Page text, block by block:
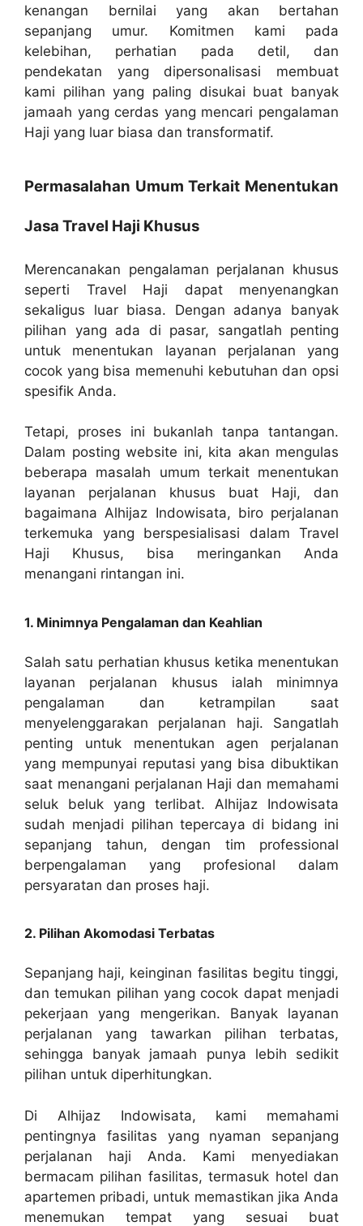
kenangan bernilai yang akan bertahan
sepanjang umur. Komitmen kami pada
kelebihan, perhatian pada detil, dan
pendekatan yang dipersonalisasi membuat
kami pilihan yang paling disukai buat banyak
jamaah yang cerdas yang mencari pengalaman
Haji yang luar biasa dan transformatif.
Permasalahan Umum Terkait Menentukan
Jasa Travel Haji Khusus
Merencanakan pengalaman perjalanan khusus
seperti Travel Haji dapat menyenangkan
sekaligus luar biasa. Dengan adanya banyak
pilihan yang ada di pasar, sangatlah penting
untuk menentukan layanan perjalanan yang
cocok yang bisa memenuhi kebutuhan dan opsi
spesifik Anda.
Tetapi, proses ini bukanlah tanpa tantangan.
Dalam posting website ini, kita akan mengulas
beberapa masalah umum terkait menentukan
layanan perjalanan khusus buat Haji, dan
bagaimana Alhijaz Indowisata, biro perjalanan
terkemuka yang berspesialisasi dalam Travel
Haji Khusus, bisa meringankan Anda
menangani rintangan ini.
1. Minimnya Pengalaman dan Keahlian
Salah satu perhatian khusus ketika menentukan
layanan perjalanan khusus ialah minimnya
pengalaman dan ketrampilan saat
menyelenggarakan perjalanan haji. Sangatlah
penting untuk menentukan agen perjalanan
yang mempunyai reputasi yang bisa dibuktikan
saat menangani perjalanan Haji dan memahami
seluk beluk yang terlibat. Alhijaz Indowisata
sudah menjadi pilihan tepercaya di bidang ini
sepanjang tahun, dengan tim professional
berpengalaman yang profesional dalam
persyaratan dan proses haji.
2. Pilihan Akomodasi Terbatas
Sepanjang haji, keinginan fasilitas begitu tinggi,
dan temukan pilihan yang cocok dapat menjadi
pekerjaan yang mengerikan. Banyak layanan
perjalanan yang tawarkan pilihan terbatas,
sehingga banyak jamaah punya lebih sedikit
pilihan untuk diperhitungkan.
Di Alhijaz Indowisata, kami memahami
pentingnya fasilitas yang nyaman sepanjang
perjalanan haji Anda. Kami menyediakan
bermacam pilihan fasilitas, termasuk hotel dan
apartemen pribadi, untuk memastikan jika Anda
menemukan tempat yang sesuai buat